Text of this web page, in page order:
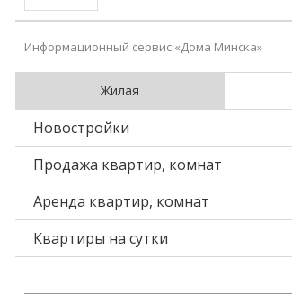
Информационный сервис «Дома Минска»
Жилая
Новостройки
Продажа квартир, комнат
Аренда квартир, комнат
Квартиры на сутки